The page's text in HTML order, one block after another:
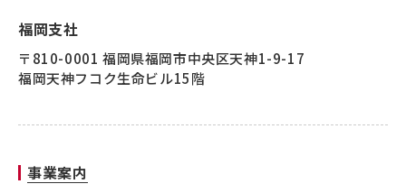
福岡支社
〒810-0001 福岡県福岡市中央区天神1-9-17
福岡天神フコク生命ビル15階
事業案内